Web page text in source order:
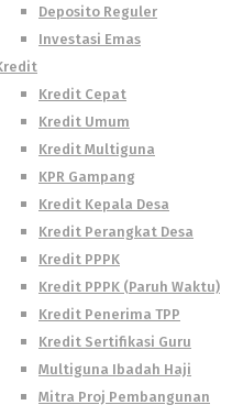
Deposito Reguler
Investasi Emas
Kredit Cepat
Kredit Umum
Kredit Multiguna
KPR Gampang
Kredit Kepala Desa
Kredit Perangkat Desa
Kredit PPPK
Kredit PPPK (Paruh Waktu)
Kredit Penerima TPP
Kredit Sertifikasi Guru
Multiguna Ibadah Haji
Mitra Proj Pembangunan